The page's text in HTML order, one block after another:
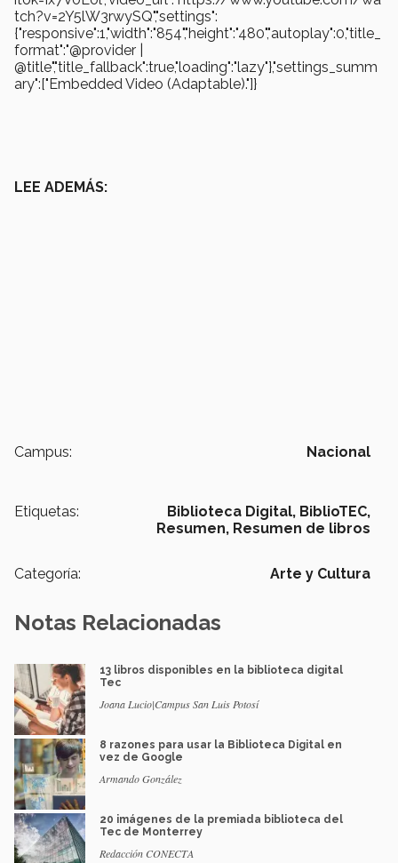
tch?v=2Y5lW3rwySQ","settings":
{"responsive":1,"width":"854","height":"480","autoplay":0,"title_
format":"@provider |
@title","title_fallback":true,"loading":"lazy"},"settings_summ
ary":["Embedded Video (Adaptable)."]}
LEE ADEMÁS:
Campus: Nacional
Etiquetas: Biblioteca Digital, BiblioTEC,
Resumen, Resumen de libros
Categoría: Arte y Cultura
Notas Relacionadas
13 libros disponibles en la biblioteca digital
Tec
Joana Lucio|Campus San Luis Potosí
8 razones para usar la Biblioteca Digital en
vez de Google
Armando González
20 imágenes de la premiada biblioteca del
Tec de Monterrey
Redacción CONECTA